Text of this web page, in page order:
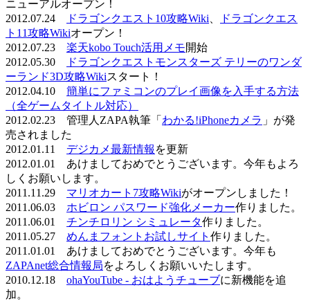
ニューアルオープン！
2012.07.24
ドラゴンクエスト10攻略Wiki
ドラゴンクエス
ト11攻略Wikiオープン！
2012.07.23 楽天kobo Touch活用メモ開始
2012.05.30
ドラゴンクエストモンスターズ テリーのワンダ
ーランド3D攻略Wikiスタート！
2012.04.10 簡単にファミコンのプレイ画像を入手する方法
（全ゲームタイトル対応）
2012.02.23 管理人ZAPA執筆「 わかる!iPhoneカメラ 」が発
売されました
2012.01.11 デジカメ最新情報 を更新
2012.01.01 あけましておめでとうございます。今年もよろ
しくお願いします。
2011.11.29 マリオカート7攻略Wikiがオープンしました！
2011.06.03 ホビロン パスワード強化メーカー作りました。
2011.06.01 チンチロリン シミュレータ作りました。
2011.05.27 めんまフォントお試しサイト 作りました。
2011.01.01 あけましておめでとうございます。今年も
ZAPAnet総合情報局をよろしくお願いいたします。
2010.12.18 ohaYouTube - おはようチューブに新機能を追
加。